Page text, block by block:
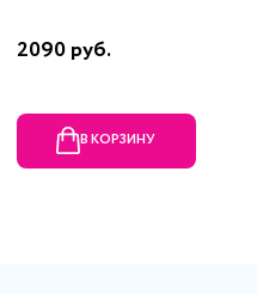
2090 руб.
В КОРЗИНУ